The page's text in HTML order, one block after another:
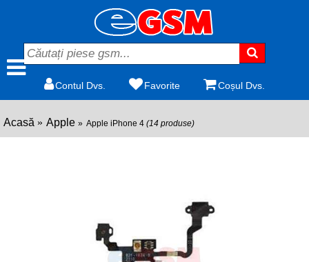
Contul Dvs. Favorite Coșul Dvs.
Acasă Apple Apple iPhone 4 (14 produse)